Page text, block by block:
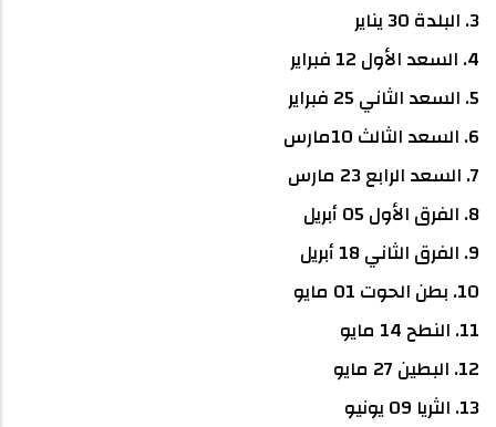
3. البلدة 30 يناير
4. السعد الأول 12 فبراير
5. السعد الثاني 25 فبراير
6. السعد الثالث 10مارس
7. السعد الرابع 23 مارس
8. الفرق الأول 05 أبريل
9. الفرق الثاني 18 أبريل
10. بطن الحوت 01 مايو
11. النطح 14 مايو
12. البطين 27 مايو
13. الثريا 09 يونيو